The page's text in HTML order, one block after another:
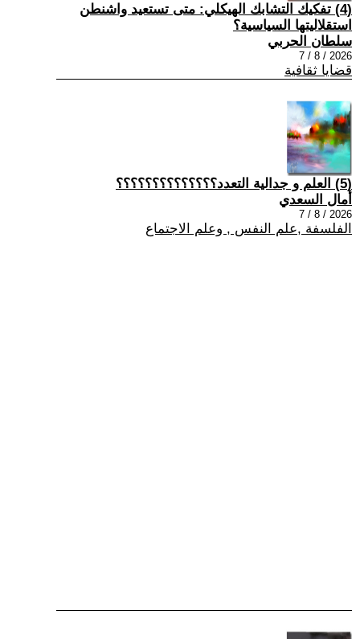
(4) تفكيك التشابك الهيكلي: متى تستعيد واشنطن
استقلاليتها السياسية؟
سلطان الحربي
2026 / 8 / 7
قضايا ثقافية
(5) العلم و جدالية التعدد؟؟؟؟؟؟؟؟؟؟؟؟؟؟
أمال السعدي
2026 / 8 / 7
الفلسفة ,علم النفس , وعلم الاجتماع